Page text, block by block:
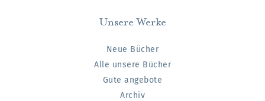
Unsere Werke
Neue Bücher
Alle unsere Bücher
Gute angebote
Archiv